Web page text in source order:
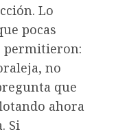
Lo
pocas
permitieron:
no
que
ahora
Si